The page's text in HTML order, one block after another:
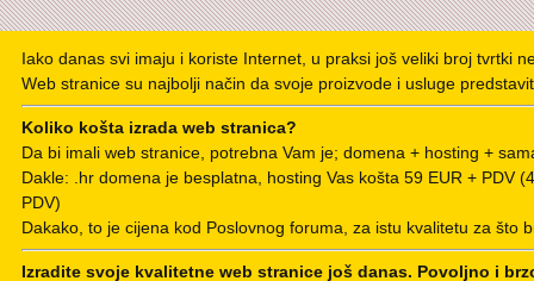
Iako danas svi imaju i koriste Internet, u praksi još veliki broj tvrtki
Web stranice su najbolji način da svoje proizvode i usluge
Koliko košta izrada web stranica?
Da bi imali web stranice, potrebna Vam je; domena + hosting +
Dakle: .hr domena je besplatna, hosting Vas košta 59 EUR + PDV
PDV)
Dakako, to je cijena kod Poslovnog foruma, za istu kvalitetu za što
Izradite svoje kvalitetne web stranice još danas. Povoljno i